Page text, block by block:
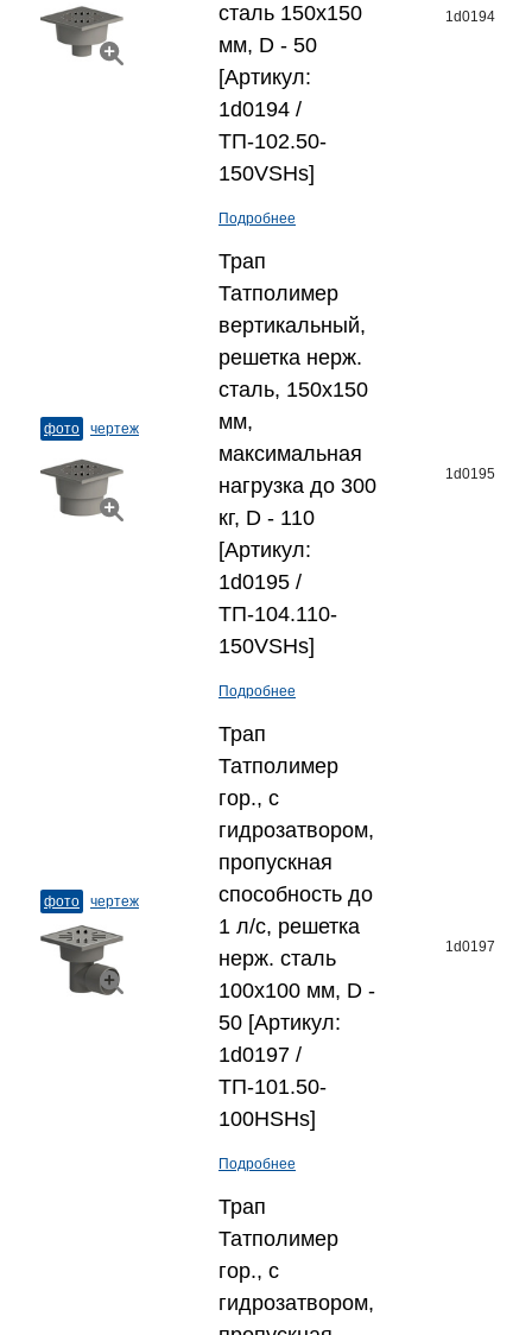
сталь 150x150
мм, D - 50
[Артикул:
1d0194 /
ТП-102.50-
150VSHs]
Подробнее
1d0194
фото чертеж
Трап
Татполимер
вертикальный,
решетка нерж.
сталь, 150x150
мм,
максимальная
нагрузка до 300
кг, D - 110
[Артикул:
1d0195 /
ТП-104.110-
150VSHs]
Подробнее
1d0195
фото чертеж
Трап
Татполимер
гор., с
гидрозатвором,
пропускная
способность до
1 л/с, решетка
нерж. сталь
100х100 мм, D -
50 [Артикул:
1d0197 /
ТП-101.50-
100HSHs]
Подробнее
1d0197
Трап
Татполимер
гор., с
гидрозатвором,